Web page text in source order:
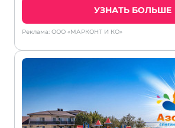
УЗНАТЬ БОЛЬШЕ
Реклама: ООО «МАРКОНТ И КО»